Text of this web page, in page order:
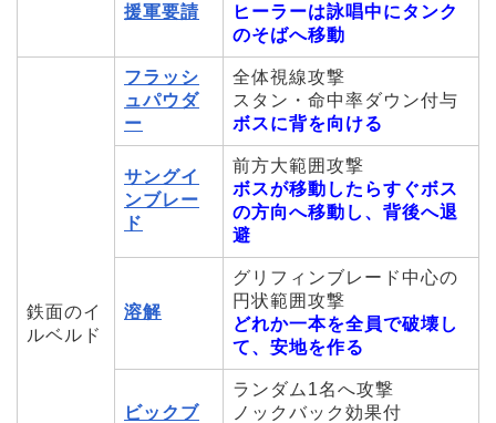
援軍要請
ヒーラーは詠唱中にタンク
のそばへ移動
鉄面のイ
ルベルド
フラッシ
ュパウダ
ー
全体視線攻撃
スタン・命中率ダウン付与
ボスに背を向ける
サングイ
ンブレー
ド
前方大範囲攻撃
ボスが移動したらすぐボス
の方向へ移動し、背後へ退
避
溶解
グリフィンブレード中心の
円状範囲攻撃
どれか一本を全員で破壊し
て、安地を作る
ビックブ
ランダム1名へ攻撃
ノックバック効果付